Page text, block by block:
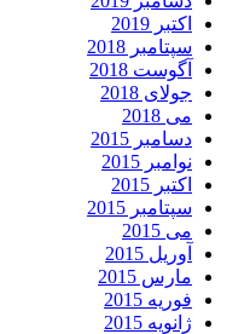
اکتبر 2019
سپتامبر 2018
آگوست 2018
جولای 2018
می 2018
دسامبر 2015
نوامبر 2015
اکتبر 2015
سپتامبر 2015
می 2015
آوریل 2015
مارس 2015
فوریه 2015
ژانویه 2015